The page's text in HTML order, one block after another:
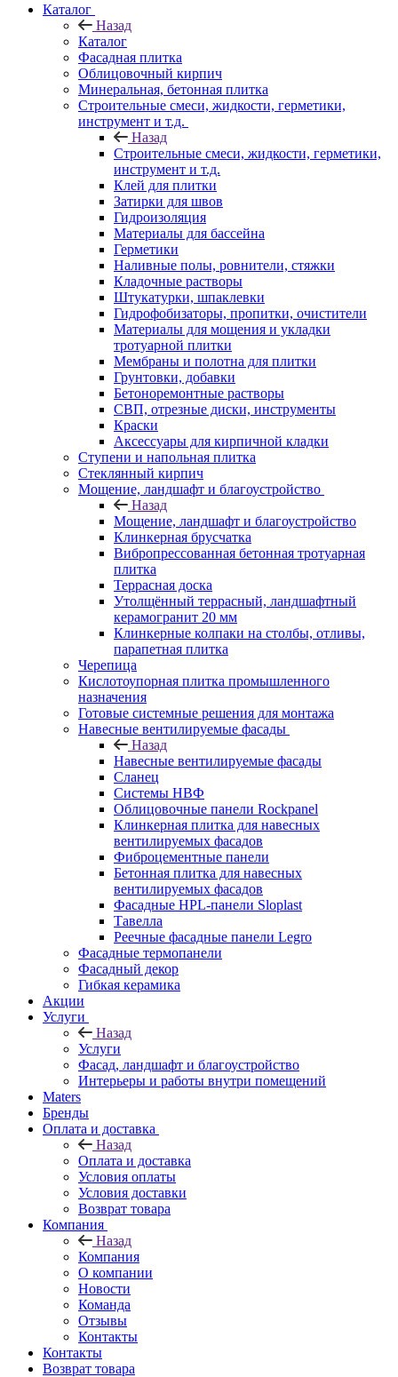
Каталог
Назад
Каталог
Фасадная плитка
Облицовочный кирпич
Минеральная, бетонная плитка
Строительные смеси, жидкости, герметики,
инструмент и т.д.
Назад
Строительные смеси, жидкости, герметики,
инструмент и т.д.
Клей для плитки
Затирки для швов
Гидроизоляция
Материалы для бассейна
Герметики
Наливные полы, ровнители, стяжки
Кладочные растворы
Штукатурки, шпаклевки
Гидрофобизаторы, пропитки, очистители
Материалы для мощения и укладки
тротуарной плитки
Мембраны и полотна для плитки
Грунтовки, добавки
Бетоноремонтные растворы
СВП, отрезные диски, инструменты
Краски
Аксессуары для кирпичной кладки
Ступени и напольная плитка
Cтеклянный кирпич
Мощение, ландшафт и благоустройство
Назад
Мощение, ландшафт и благоустройство
Клинкерная брусчатка
Вибропрессованная бетонная тротуарная
плитка
Террасная доска
Утолщённый террасный, ландшафтный
керамогранит 20 мм
Клинкерные колпаки на столбы, отливы,
парапетная плитка
Черепица
Кислотоупорная плитка промышленного
назначения
Готовые системные решения для монтажа
Навесные вентилируемые фасады
Назад
Навесные вентилируемые фасады
Сланец
Системы НВФ
Облицовочные панели Rockpanel
Клинкерная плитка для навесных
вентилируемых фасадов
Фиброцементные панели
Бетонная плитка для навесных
вентилируемых фасадов
Фасадные HPL-панели Sloplast
Тавелла
Реечные фасадные панели Legro
Фасадные термопанели
Фасадный декор
Гибкая керамика
Акции
Услуги
Назад
Услуги
Фасад, ландшафт и благоустройство
Интерьеры и работы внутри помещений
Maters
Бренды
Оплата и доставка
Назад
Оплата и доставка
Условия оплаты
Условия доставки
Возврат товара
Компания
Назад
Компания
О компании
Новости
Команда
Отзывы
Контакты
Контакты
Возврат товара